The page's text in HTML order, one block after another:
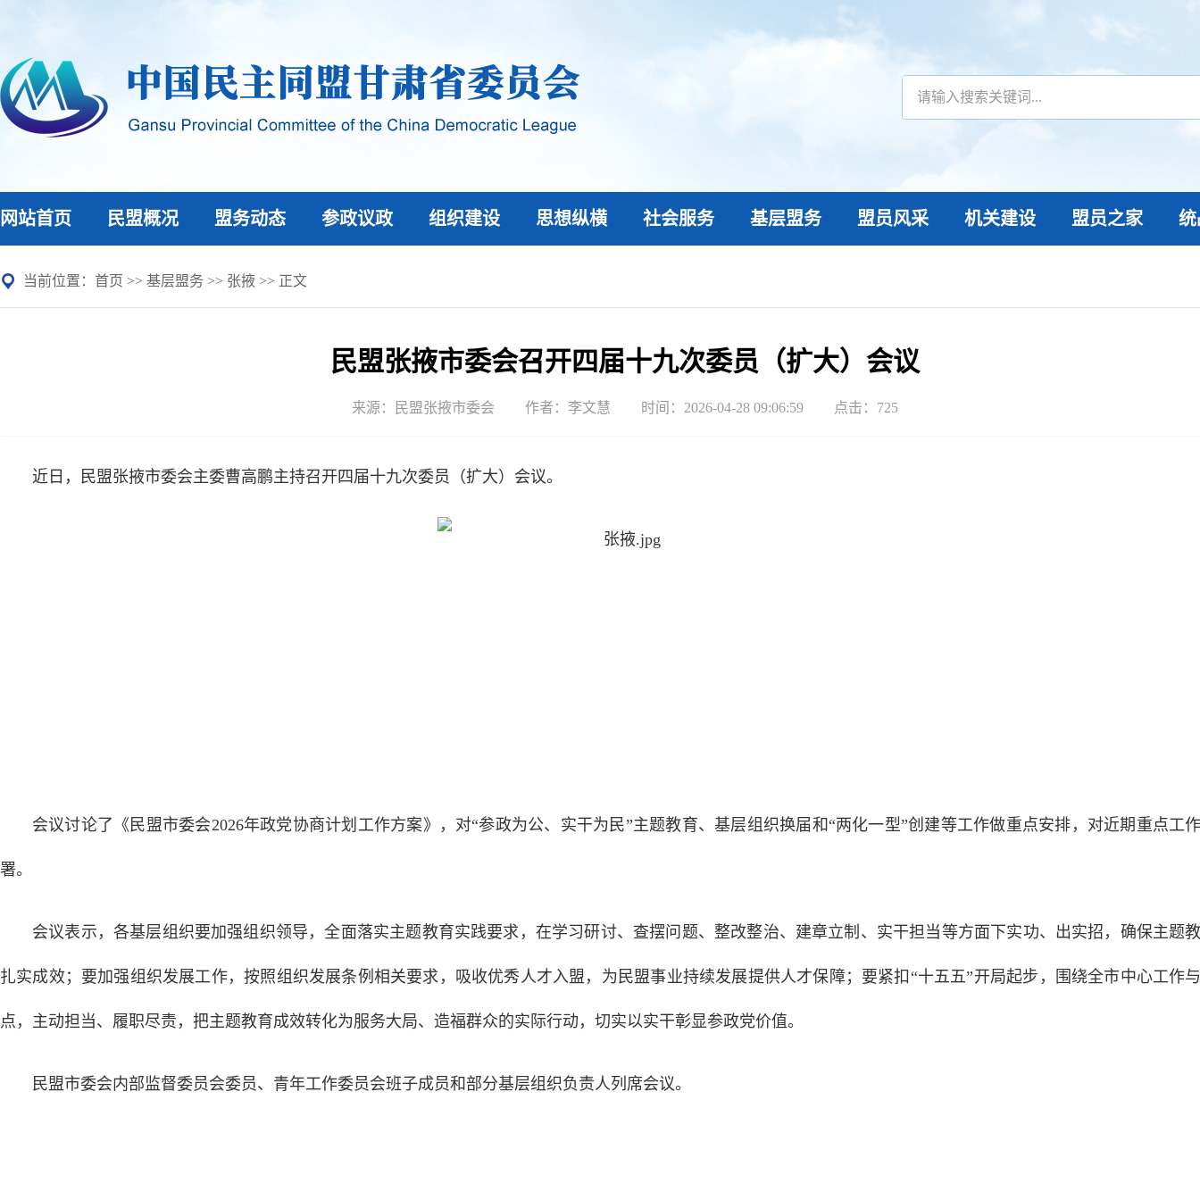
网站首页 民盟概况 盟务动态 参政议政 组织建设 思想纵横 社会服务 基层盟务 盟员风采 机关建设 盟员之家 统
当前位置： 首页 >> 基层盟务 >> 张掖 >> 正文
民盟张掖市委会召开四届十九次委员（扩大）会议
来源：民盟张掖市委会 作者：李文慧 时间：2026-04-28 09:06:59 点击： 725
近日，民盟张掖市委会主委曹高鹏主持召开四届十九次委员（扩大）会议。
会议讨论了《民盟市委会2026年政党协商计划工作方案》，对“参政为公、实干为民”主题教育、基层组织换届和“两化一型”创建等工作做重点安排，对近期重点工
署。
会议表示，各基层组织要加强组织领导，全面落实主题教育实践要求，在学习研讨、查摆问题、整改整治、建章立制、实干担当等方面下实功、出实招，确保主题
扎实成效；要加强组织发展工作，按照组织发展条例相关要求，吸收优秀人才入盟，为民盟事业持续发展提供人才保障；要紧扣“十五五”开局起步，围绕全市中心工作
点，主动担当、履职尽责，把主题教育成效转化为服务大局、造福群众的实际行动，切实以实干彰显参政党价值。
民盟市委会内部监督委员会委员、青年工作委员会班子成员和部分基层组织负责人列席会议。